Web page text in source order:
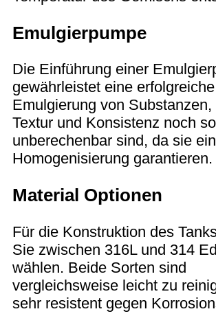
Emulgierpumpe
Die Einführung einer
gewährleistet eine erfolgreiche
Emulgierung von
Textur und Konsistenz noch so
unberechenbar sind, da sie
Homogenisierung garantieren.
Material Optionen
Für die Konstruktion des
Sie zwischen 316L und 314
wählen. Beide Sorten sind
vergleichsweise leicht zu
sehr resistent gegen